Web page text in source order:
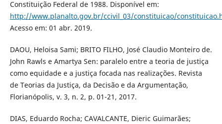
Constituição Federal de 1988. Disponível em:
http://www.planalto.gov.br/ccivil_03/constituicao/
Acesso em: 01 abr. 2019.
DAOU, Heloisa Sami; BRITO FILHO, José Claudio Monteiro de.
John Rawls e Amartya Sen: paralelo entre a teoria de justiça
como equidade e a justiça focada nas realizações. Revista
de Teorias da Justiça, da Decisão e da Argumentação,
Florianópolis, v. 3, n. 2, p. 01-21, 2017.
DIAS, Eduardo Rocha; CAVALCANTE, Dieric Guimarães;